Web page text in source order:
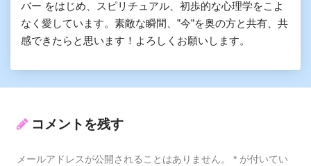
バー をはじめ、スピリチュアル、初歩的な心理学をこよ
なく愛しています。素敵な瞬間、”今”を奥の方と共有、共
感できたらと思います！よろしくお願いします。
コメントを残す
メールアドレスが公開されることはありません。 * が付いてい